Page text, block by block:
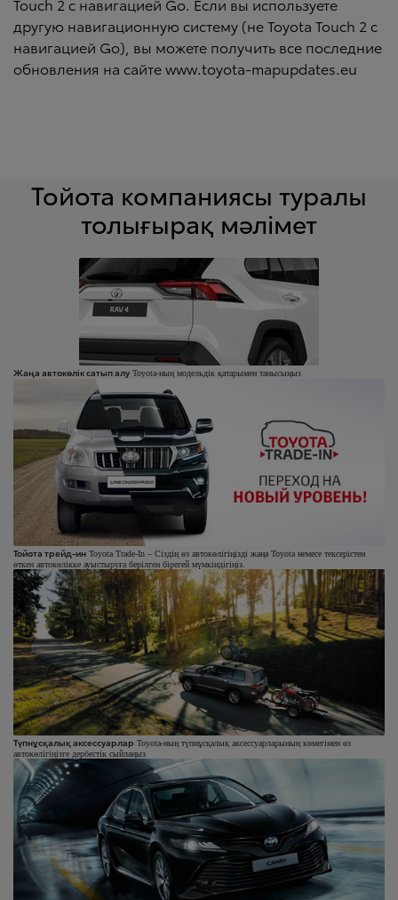
другую навигационную систему (не Toyota Touch 2 с
навигацией Go), вы можете получить все последние
обновления на сайте www.toyota-mapupdates.eu
Тойота компаниясы туралы
толығырақ мәлімет
Жаңа автокөлік сатып алу Toyota-ның модельдік қатарымен танысыңыз
Тойота трейд-ин Toyota Trade-In – Сіздің өз автокөлігіңізді жаңа Toyota немесе тексерістен
өткен автокөлікке ауыстыруға берілген бірегей мүмкіндігіңіз.
Түпнұсқалық аксессуарлар Toyota-ның түпнұсқалық аксессуарларының көмегімен өз
автокөлігіңізге дербестік сыйлаңыз